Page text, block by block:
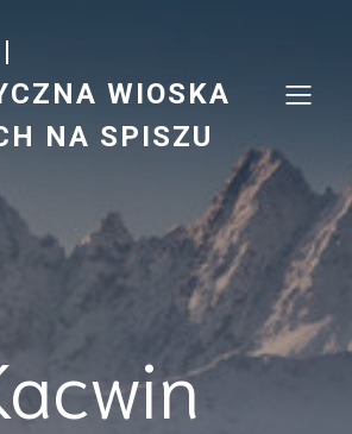
WIOSKA
NA SPISZU